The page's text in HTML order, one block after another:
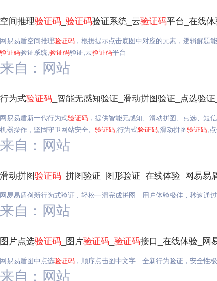
空间推理验证码 验证码验证系统_云验证码平台_在线
网易易盾空间推理验证码 ，根据提示点击底图中对应的元素，逻辑解题
验证码验证系统,验证码验证,云验证码平台
来自：网站
行为式验证码 _智能无感知验证_滑动拼图验证_点选验
网易易盾新一代行为式验证码 ，提供智能无感知、滑动拼图、点选、短
机器操作，坚固守卫网站安全。 验证码,行为式验证码,滑动拼图验证码,
来自：网站
滑动拼图验证码 _拼图验证_图形验证_在线体验_网易易
网易易盾创新行为式验证，轻松一滑完成拼图，用户体验极佳，秒速通
来自：网站
图片点选验证码 _图片验证码 验证码接口_在线体验_网
网易易盾图中点选验证码 ，顺序点击图中文字，全新行为验证，安全性
来自：网站